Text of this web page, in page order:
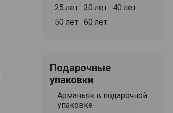
25 лет 30 лет
40 лет
50 лет 60 лет
Подарочные
упаковки
Арманьяк в подарочной
упаковке